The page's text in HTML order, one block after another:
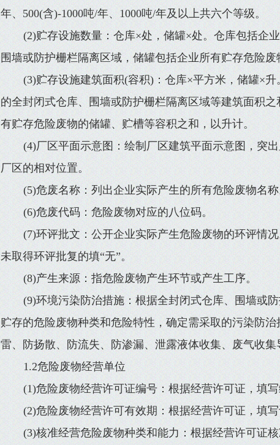
年、500(含)-1000吨/年、1000吨/年及以上共六个等级。
(2)贮存设施数量：仓库×处，储罐×处。仓库包括企
围墙或防护栅栏隔离区域，储罐包括企业所有贮存危险废
(3)贮存设施建筑面积(容积)：仓库×平方米，储罐×
的全封闭式仓库、围墙或防护栅栏隔离区域等建筑面积
有贮存危险废物的储罐、贮槽等容积之和，以升计。
(4)厂区平面示意图：绘制厂区建筑平面示意图，突
厂区的相对位置。
(5)危废名称：列出企业实际产生的所有危险废物名称
(6)危废代码：危险废物对应的八位码。
(7)环评批文：公开企业实际产生危险废物的环评情
未取得环评批复的填“无”。
(8)产生来源：指危险废物产生环节或产生工序。
(9)环境污染防治措施：根据全封闭式仓库、围墙或
贮存的危险废物种类和危险特性，确定需采取的污染防
雷、防扬散、防流失、防渗漏、泄露液体收集、废气收集
1.2危险废物经营单位
(1)危险废物经营许可证编号：根据经营许可证，填写
(2)危险废物经营许可有效期：根据经营许可证，填写
(3)核准经营危险废物种类和能力：根据经营许可证